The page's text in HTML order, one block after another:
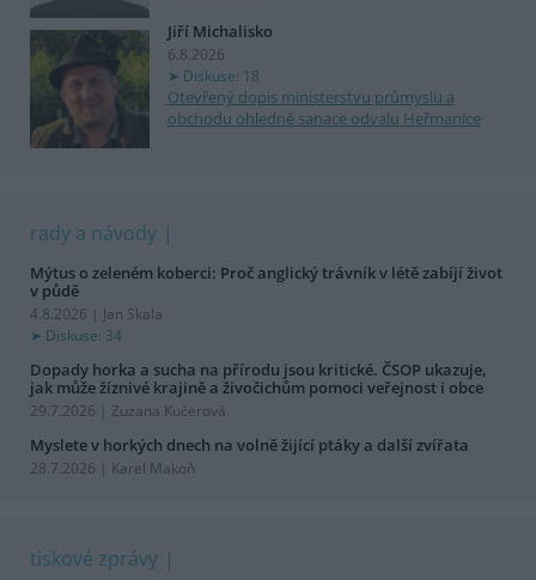
Jiří Michalisko
6.8.2026
Diskuse: 18
Otevřený dopis ministerstvu průmyslu a
obchodu ohledně sanace odvalu Heřmanice
rady a návody
Mýtus o zeleném koberci: Proč anglický trávník v létě zabíjí život
v půdě
4.8.2026 | Jan Skala
Diskuse: 34
Dopady horka a sucha na přírodu jsou kritické. ČSOP ukazuje,
jak může žíznivé krajině a živočichům pomoci veřejnost i obce
29.7.2026 | Zuzana Kučerová
Myslete v horkých dnech na volně žijící ptáky a další zvířata
28.7.2026 | Karel Makoň
tiskové zprávy